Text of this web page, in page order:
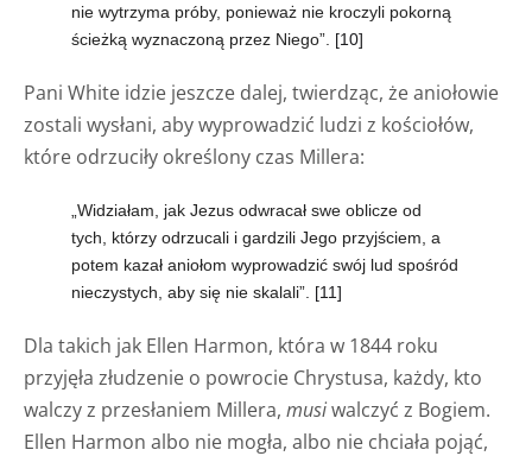
nie wytrzyma próby, ponieważ nie kroczyli pokorną
ścieżką wyznaczoną przez Niego”. [10]
Pani White idzie jeszcze dalej, twierdząc, że aniołowie
zostali wysłani, aby wyprowadzić ludzi z kościołów,
które odrzuciły określony czas Millera:
„Widziałam, jak Jezus odwracał swe oblicze od
tych, którzy odrzucali i gardzili Jego przyjściem, a
potem kazał aniołom wyprowadzić swój lud spośród
nieczystych, aby się nie skalali”. [11]
Dla takich jak Ellen Harmon, która w 1844 roku
przyjęła złudzenie o powrocie Chrystusa, każdy, kto
walczy z przesłaniem Millera, musiwalczyć z Bogiem.
Ellen Harmon albo nie mogła, albo nie chciała pojąć,